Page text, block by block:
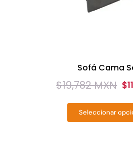
Sofá Cama
$19,782 MXN
Original
price
$
Current
price
SeleccionarEste